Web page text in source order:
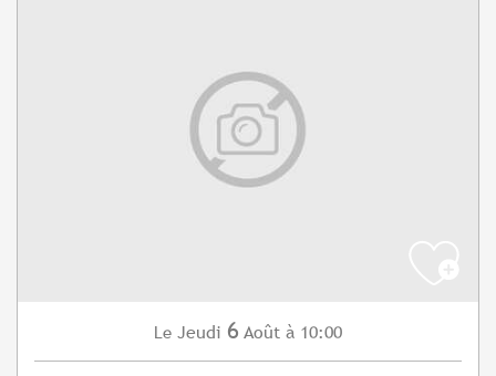
Le Jeudi 6 Août à 10:00